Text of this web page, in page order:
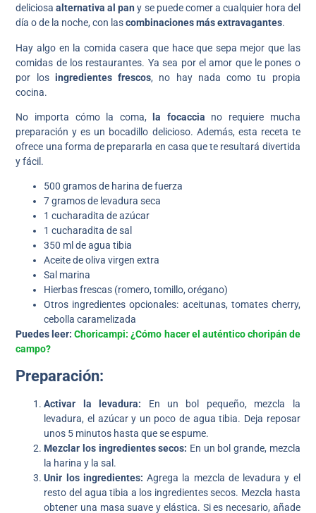
deliciosaalternativa al pany se puede comer a cualquier hora del
día o de la noche, con lascombinaciones más extravagantes.
Hay algo en la comida casera que hace que sepa mejor que las
comidas de los restaurantes. Ya sea por el amor que le pones o
por los ingredientes frescos, no hay nada como tu propia
cocina.
No importa cómo la coma, la focaccia no requiere mucha
preparación y es un bocadillo delicioso. Además, esta receta te
ofrece una forma de prepararla en casa que te resultará divertida
y fácil.
500 gramos de harina de fuerza
7 gramos de levadura seca
1 cucharadita de azúcar
1 cucharadita de sal
350 ml de agua tibia
Aceite de oliva virgen extra
Sal marina
Hierbas frescas (romero, tomillo, orégano)
Otros ingredientes opcionales: aceitunas, tomates cherry,
cebolla caramelizada
Puedes leer:Choricampi: ¿Cómo hacer el auténtico choripán de
campo?
Preparación:
Activar la levadura: En un bol pequeño, mezcla la
levadura, el azúcar y un poco de agua tibia. Deja reposar
unos 5 minutos hasta que se espume.
Mezclar los ingredientes secos: En un bol grande, mezcla
la harina y la sal.
Unir los ingredientes: Agrega la mezcla de levadura y el
resto del agua tibia a los ingredientes secos. Mezcla hasta
obtener una masa suave y elástica. Si es necesario, añade